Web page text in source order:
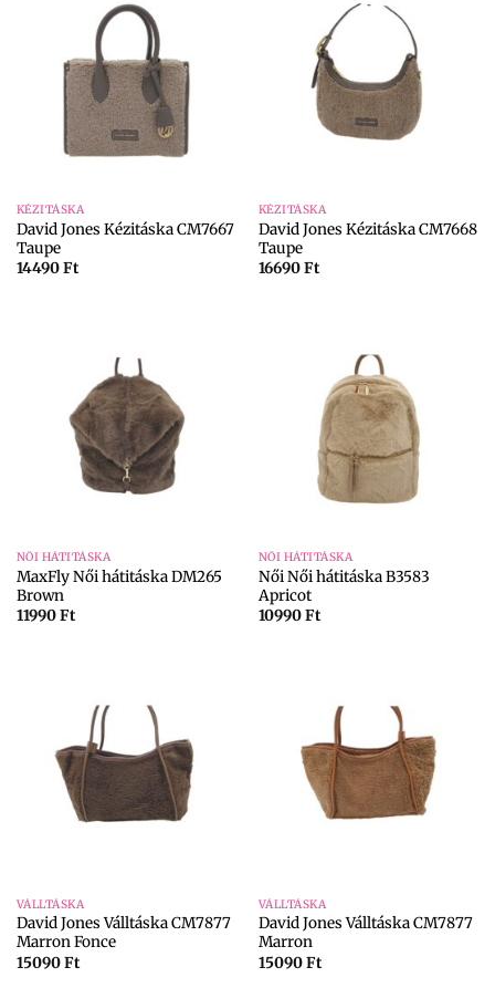
KÉZITÁSKA
David Jones Kézitáska CM7667
Taupe
14490Ft
KÉZITÁSKA
David Jones Kézitáska CM7668
Taupe
16690Ft
NŐI HÁTITÁSKA
MaxFly Női hátitáska DM265
Brown
11990Ft
NŐI HÁTITÁSKA
Női Női hátitáska B3583
Apricot
10990Ft
VÁLLTÁSKA
David Jones Válltáska CM7877
Marron Fonce
15090Ft
VÁLLTÁSKA
David Jones Válltáska CM7877
Marron
15090Ft